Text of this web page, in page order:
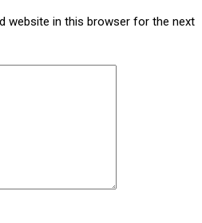
website in this browser for the next